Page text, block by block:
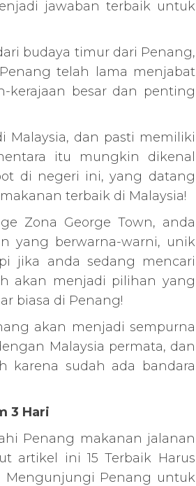
jawaban terbaik untuk
budaya timur dari Penang,
telah lama menjabat
kerajaan besar dan penting
Malaysia, dan pasti memiliki
itu mungkin dikenal
di negeri ini, yang datang
terbaik di Malaysia!
Zona George Town, anda
yang berwarna-warni, unik
jika anda sedang mencari
akan menjadi pilihan yang
biasa di Penang!
akan menjadi sempurna
Malaysia permata, dan
karena sudah ada bandara
3 Hari
Penang makanan jalanan
artikel ini 15 Terbaik Harus
Mengunjungi Penang untuk